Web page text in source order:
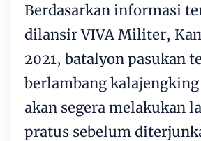
Berdasarkan informasi
dilansir VIVA Militer,
2021, batalyon pasukan
berlambang
akan segera melakukan
pratus sebelum